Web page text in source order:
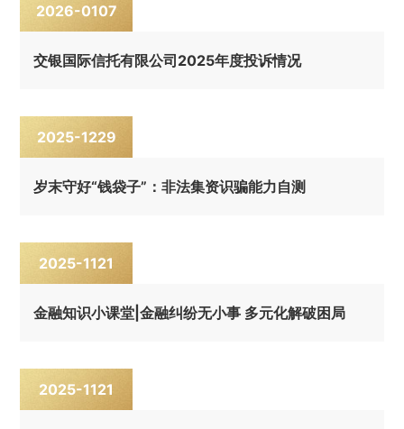
07
2026-01
交银国际信托有限公司2025年度投诉情况
29
2025-12
岁末守好“钱袋子”：非法集资识骗能力自测
21
2025-11
金融知识小课堂|金融纠纷无小事 多元化解破困局
21
2025-11